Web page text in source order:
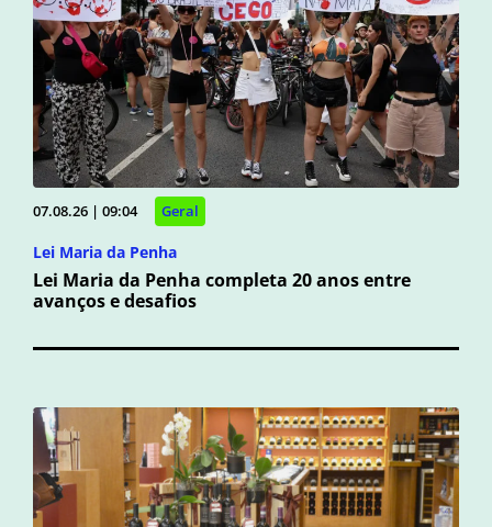
07.08.26 | 09:04 Geral
Lei Maria da Penha
Lei Maria da Penha completa 20 anos entre
avanços e desafios